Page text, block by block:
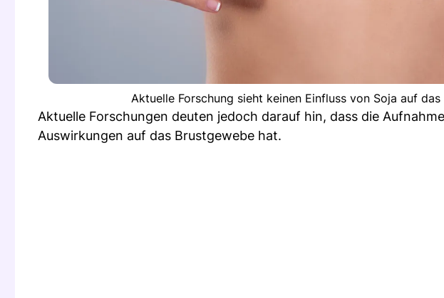
Aktuelle Forschung sieht keinen Einfluss von Soja auf
Aktuelle Forschungen deuten jedoch darauf hin, dass die
Auswirkungen auf das Brustgewebe hat.